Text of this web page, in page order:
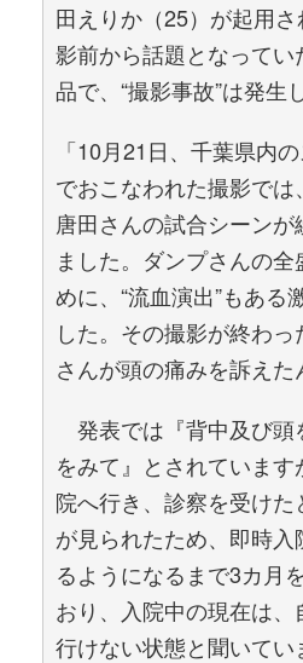
田えりか（25）が起用
影前から話題となって
品で、“撮影事故”は発生
「10月21日、千葉県内
でおこなわれた撮影では
唐田さんの試合シーン
ました。ダンプさんの
めに、“流血演出”もある
した。その撮影が終わ
さんが頭の痛みを訴えた
発表では『背中及び頭
をみて』とされていま
院へ行き、診察を受け
が見られたため、即時
るようになるまで3カ月
おり、入院中の現在は、
行けない状態と聞いてい